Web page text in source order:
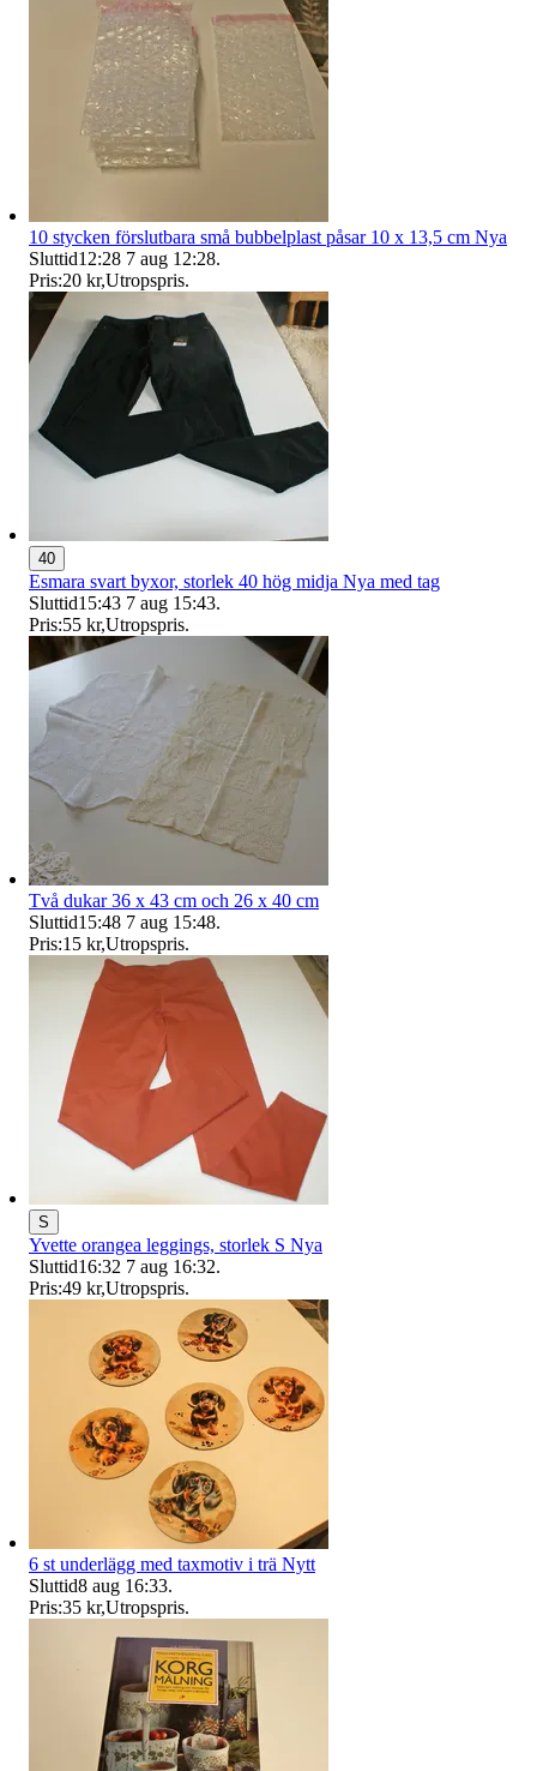
10 stycken förslutbara små bubbelplast påsar 10 x 13,5 cm Nya
Sluttid12:28 7 aug 12:28.
Pris:20 kr,Utropspris.
40
Esmara svart byxor, storlek 40 hög midja Nya med tag
Sluttid15:43 7 aug 15:43.
Pris:55 kr,Utropspris.
Två dukar 36 x 43 cm och 26 x 40 cm
Sluttid15:48 7 aug 15:48.
Pris:15 kr,Utropspris.
S
Yvette orangea leggings, storlek S Nya
Sluttid16:32 7 aug 16:32.
Pris:49 kr,Utropspris.
6 st underlägg med taxmotiv i trä Nytt
Sluttid8 aug 16:33.
Pris:35 kr,Utropspris.